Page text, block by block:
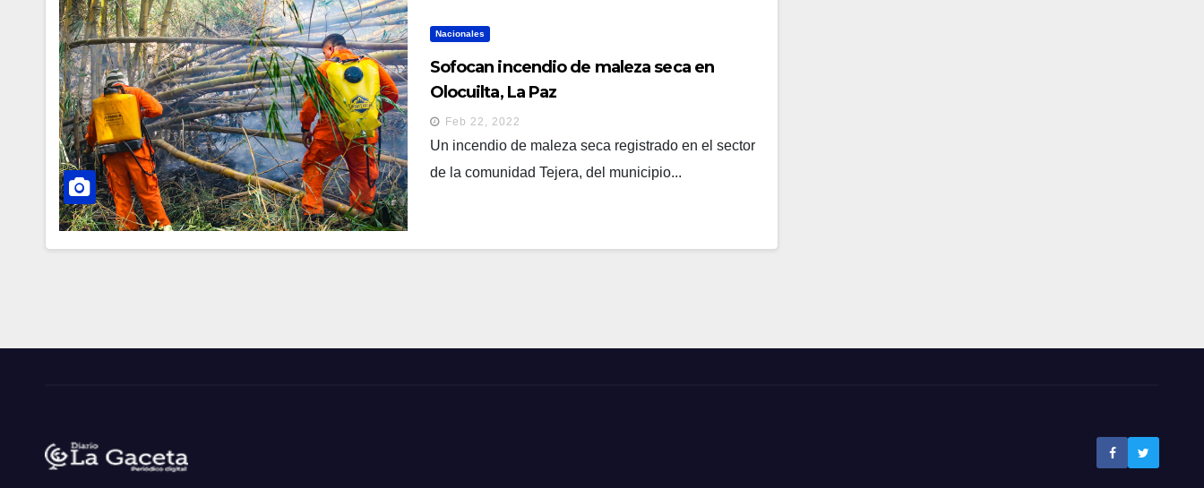
Nacionales
Sofocan incendio de maleza seca en
Olocuilta, La Paz
Feb 22, 2022
Un incendio de maleza seca registrado en el sector
de la comunidad Tejera, del municipio...